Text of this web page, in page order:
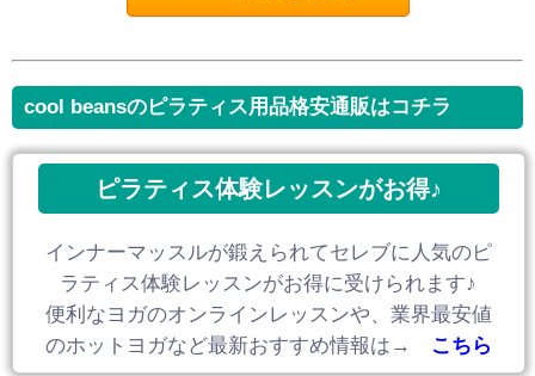
cool beansのピラティス用品格安通販はコチラ
ピラティス体験レッスンがお得♪
インナーマッスルが鍛えられてセレブに人気のピ
ラティス体験レッスンがお得に受けられます♪
便利なヨガのオンラインレッスンや、業界最安値
のホットヨガなど最新おすすめ情報は→
こちら